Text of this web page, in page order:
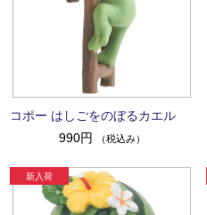
コポー はしごをのぼるカエル
990円
（税込み）